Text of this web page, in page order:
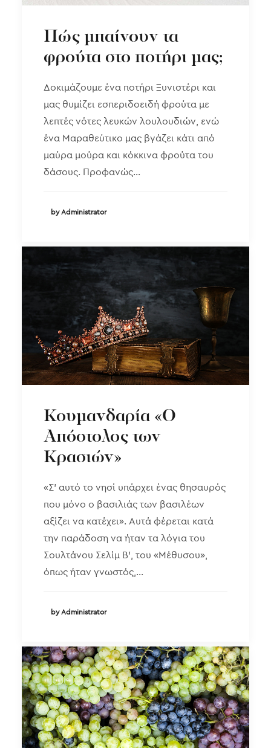
Πώς μπαίνουν τα
φρούτα στο ποτήρι μας;
Δοκιμάζουμε ένα ποτήρι Ξυνιστέρι και
μας θυμίζει εσπεριδοειδή φρούτα με
λεπτές νότες λευκών λουλουδιών, ενώ
ένα Μαραθεύτικο μας βγάζει κάτι από
μαύρα μούρα και κόκκινα φρούτα του
δάσους. Προφανώς…
by Administrator
Κουμανδαρία «Ο
Απόστολος των
Κρασιών»
«Σ’ αυτό το νησί υπάρχει ένας θησαυρός
που μόνο ο βασιλιάς των βασιλέων
αξίζει να κατέχει». Αυτά φέρεται κατά
την παράδοση να ήταν τα λόγια του
Σουλτάνου Σελίμ Β’, του «Μέθυσου»,
όπως ήταν γνωστός,…
by Administrator